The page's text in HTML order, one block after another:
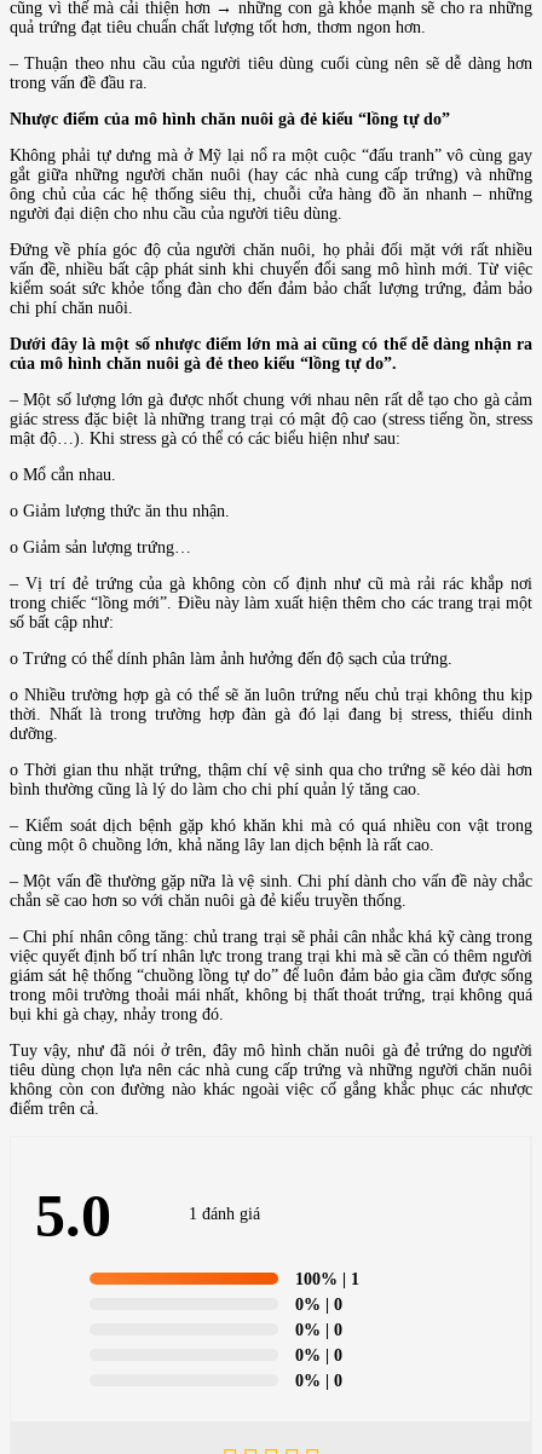
cũng vì thế mà cải thiện hơn → những con gà khỏe mạnh sẽ cho ra những
quả trứng đạt tiêu chuẩn chất lượng tốt hơn, thơm ngon hơn.
– Thuận theo nhu cầu của người tiêu dùng cuối cùng nên sẽ dễ dàng hơn
trong vấn đề đầu ra.
Nhược điểm của mô hình chăn nuôi gà đẻ kiểu “lồng tự do”
Không phải tự dưng mà ở Mỹ lại nổ ra một cuộc “đấu tranh” vô cùng gay
gắt giữa những người chăn nuôi (hay các nhà cung cấp trứng) và những
ông chủ của các hệ thống siêu thị, chuỗi cửa hàng đồ ăn nhanh – những
người đại diện cho nhu cầu của người tiêu dùng.
Đứng về phía góc độ của người chăn nuôi, họ phải đối mặt với rất nhiều
vấn đề, nhiều bất cập phát sinh khi chuyển đổi sang mô hình mới. Từ việc
kiểm soát sức khỏe tổng đàn cho đến đảm bảo chất lượng trứng, đảm bảo
chi phí chăn nuôi.
Dưới đây là một số nhược điểm lớn mà ai cũng có thể dễ dàng nhận ra
của mô hình chăn nuôi gà đẻ theo kiểu “lồng tự do”.
– Một số lượng lớn gà được nhốt chung với nhau nên rất dễ tạo cho gà cảm
giác stress đặc biệt là những trang trại có mật độ cao (stress tiếng ồn, stress
mật độ…). Khi stress gà có thể có các biểu hiện như sau:
o Mổ cắn nhau.
o Giảm lượng thức ăn thu nhận.
o Giảm sản lượng trứng…
– Vị trí đẻ trứng của gà không còn cố định như cũ mà rải rác khắp nơi
trong chiếc “lồng mới”. Điều này làm xuất hiện thêm cho các trang trại một
số bất cập như:
o Trứng có thể dính phân làm ảnh hưởng đến độ sạch của trứng.
o Nhiều trường hợp gà có thể sẽ ăn luôn trứng nếu chủ trại không thu kịp
thời. Nhất là trong trường hợp đàn gà đó lại đang bị stress, thiếu dinh
dưỡng.
o Thời gian thu nhặt trứng, thậm chí vệ sinh qua cho trứng sẽ kéo dài hơn
bình thường cũng là lý do làm cho chi phí quản lý tăng cao.
– Kiểm soát dịch bệnh gặp khó khăn khi mà có quá nhiều con vật trong
cùng một ô chuồng lớn, khả năng lây lan dịch bệnh là rất cao.
– Một vấn đề thường gặp nữa là vệ sinh. Chi phí dành cho vấn đề này chắc
chắn sẽ cao hơn so với chăn nuôi gà đẻ kiểu truyền thống.
– Chi phí nhân công tăng: chủ trang trại sẽ phải cân nhắc khá kỹ càng trong
việc quyết định bố trí nhân lực trong trang trại khi mà sẽ cần có thêm người
giám sát hệ thống “chuồng lồng tự do” để luôn đảm bảo gia cầm được sống
trong môi trường thoải mái nhất, không bị thất thoát trứng, trại không quá
bụi khi gà chạy, nhảy trong đó.
Tuy vậy, như đã nói ở trên, đây mô hình chăn nuôi gà đẻ trứng do người
tiêu dùng chọn lựa nên các nhà cung cấp trứng và những người chăn nuôi
không còn con đường nào khác ngoài việc cố gắng khắc phục các nhược
điểm trên cả.
5.0 1 đánh giá
100% | 1
0% | 0
0% | 0
0% | 0
0% | 0